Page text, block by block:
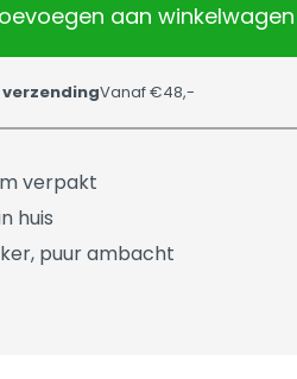
aan winkelwagen
Vanaf €48,-
verpakt
huis
puur ambacht